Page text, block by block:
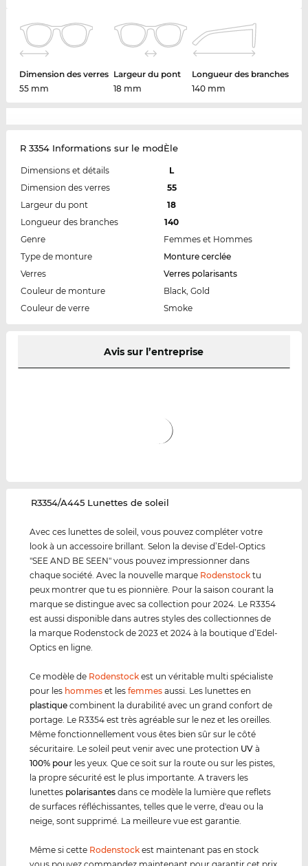
Dimension des verres
55 mm
Largeur du pont
18 mm
Longueur des branches
140 mm
R 3354 Informations sur le modÈle
Dimensions et détails
L
Dimension des verres
55
Largeur du pont
18
Longueur des branches
140
Genre
Femmes et Hommes
Type de monture
Monture cerclée
Verres
Verres polarisants
Couleur de monture
Black, Gold
Couleur de verre
Smoke
Avis sur l’entreprise
‌R3354/A445 Lunettes de soleil
Avec ces lunettes de soleil, vous pouvez compléter votre
look à un accessoire brillant. Selon la devise d’Edel-Optics
"SEE AND BE SEEN" vous pouvez impressionner dans
chaque société. Avec la nouvelle marque Rodenstock tu
peux montrer que tu es pionnière. Pour la saison courant la
marque se distingue avec sa collection pour 2024. Le R3354
est aussi disponible dans autres styles des collectionnes de
la marque Rodenstock de 2023 et 2024 à la boutique d’Edel-
Optics en ligne.
Ce modèle de Rodenstock est un véritable multi spécialiste
pour les hommes et lesfemmes aussi. Les lunettes en
plastique combinent la durabilité avec un grand confort de
portage. Le R3354 est très agréable sur le nez et les oreilles.
Même fonctionnellement vous êtes bien sûr sur le côté
sécuritaire. Le soleil peut venir avec une protection UV à
100% pour les yeux. Que ce soit sur la route ou sur les pistes,
la propre sécurité est le plus importante. A travers les
lunettes polarisantes dans ce modèle la lumière que reflets
de surfaces réfléchissantes, telles que le verre, d'eau ou la
neige, sont supprimé. La meilleure vue est garantie.
Même si cette Rodenstock est maintenant pas en stock